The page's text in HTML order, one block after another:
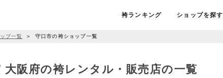
袴ランキング ショップを探す
プ一覧 ＞ 守口市の袴ショップ一覧
大阪府の袴レンタル・販売店の一覧